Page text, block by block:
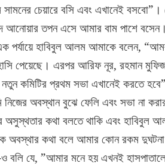
চেয়ারে বসি এবং এখানেই বসবো”।
আনোয়ার তপন এসে আমার বাম পাশে
পর্যায়ে হাবিবুল আলম আমাকে বলেন,
পেয়েছে। এরপর আরিফ নূর, রহমান
কমিটির প্রথম সভা এখানেই করতে
অবস্থান বুঝে ফেলি এবং সভা না
অসুস্থতার কথা বলতে থাকি এবং হাবিবুল
অবস্থার কথা বলে আমার কোন রকম দুঘটনা
যে, ”আমার মনে হয় এখনই